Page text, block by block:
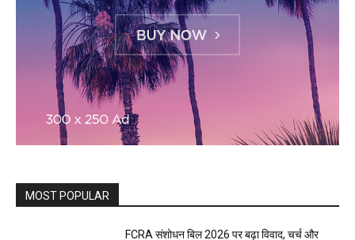
MOST POPULAR
FCRA संशोधन बिल 2026 पर बढ़ा विवाद, चर्च और